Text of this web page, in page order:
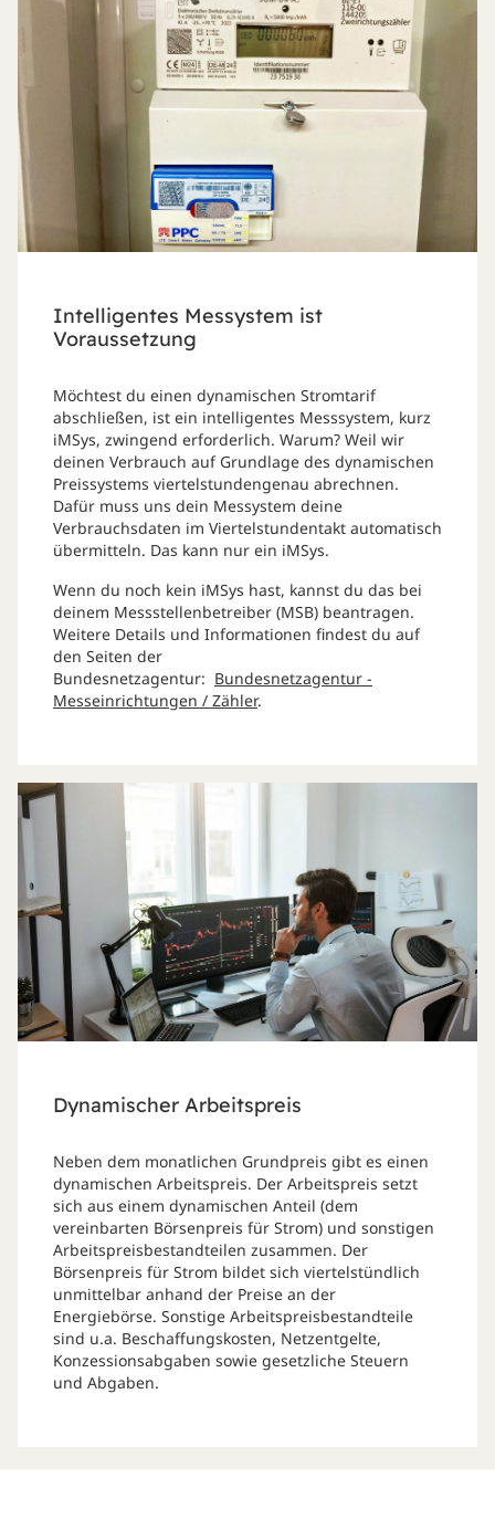
Intelligentes Messystem ist
Voraussetzung
Möchtest du einen dynamischen Stromtarif
abschließen, ist ein intelligentes Messsystem, kurz
iMSys, zwingend erforderlich. Warum? Weil wir
deinen Verbrauch auf Grundlage des dynamischen
Preissystems viertelstundengenau abrechnen.
Dafür muss uns dein Messystem deine
Verbrauchsdaten im Viertelstundentakt automatisch
übermitteln. Das kann nur ein iMSys.
Wenn du noch kein iMSys hast, kannst du das bei
deinem Messstellenbetreiber (MSB) beantragen.
Weitere Details und Informationen findest du auf
den Seiten der
Bundesnetzagentur: Bundesnetzagentur -
Messeinrichtungen / Zähler.
Dynamischer Arbeitspreis
Neben dem monatlichen Grundpreis gibt es einen
dynamischen Arbeitspreis. Der Arbeitspreis setzt
sich aus einem dynamischen Anteil (dem
vereinbarten Börsenpreis für Strom) und sonstigen
Arbeitspreisbestandteilen zusammen. Der
Börsenpreis für Strom bildet sich viertelstündlich
unmittelbar anhand der Preise an der
Energiebörse. Sonstige Arbeitspreisbestandteile
sind u.a. Beschaffungskosten, Netzentgelte,
Konzessionsabgaben sowie gesetzliche Steuern
und Abgaben.